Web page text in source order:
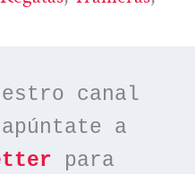
canal
a
para